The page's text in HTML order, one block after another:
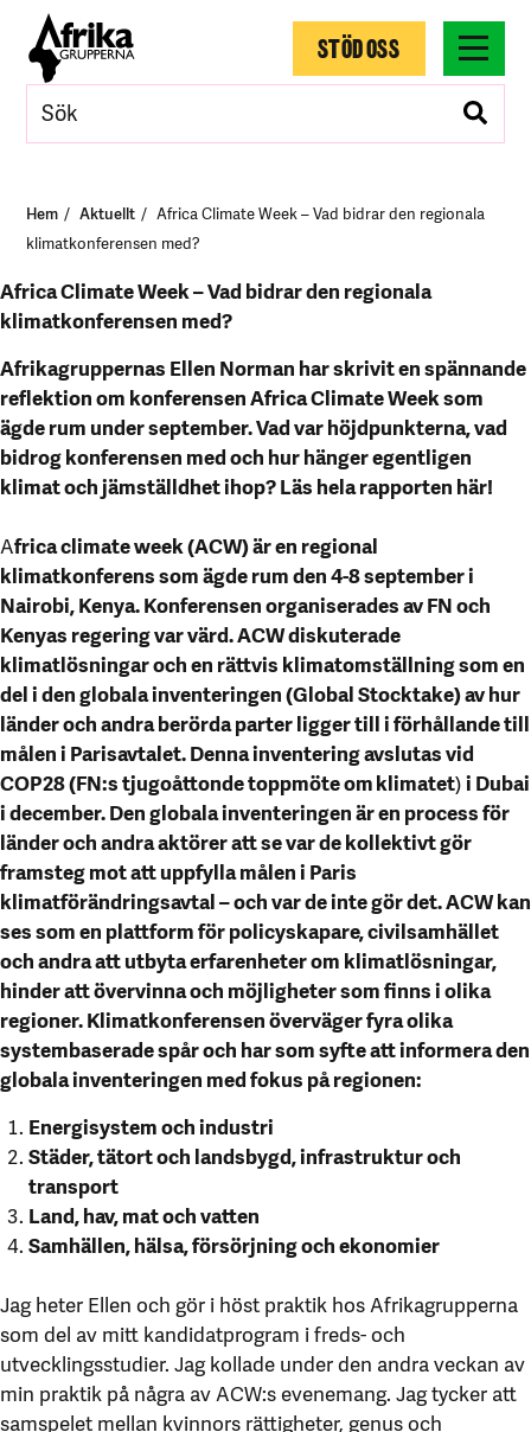
STÖD OSS
Hem Aktuellt
Africa Climate Week – Vad bidrar den regionala
klimatkonferensen med?
Africa Climate Week – Vad bidrar den regionala
klimatkonferensen med?
Afrikagruppernas Ellen Norman har skrivit en spännande
reflektion om konferensen Africa Climate Week som
ägde rum under september. Vad var höjdpunkterna, vad
bidrog konferensen med och hur hänger egentligen
klimat och jämställdhet ihop? Läs hela rapporten här!
Africa climate week (ACW) är en regional
klimatkonferens som ägde rum den 4-8 september i
Nairobi, Kenya. Konferensen organiserades av FN och
Kenyas regering var värd. ACW diskuterade
klimatlösningar och en rättvis klimatomställning som en
del i den globala inventeringen (Global Stocktake) av hur
länder och andra berörda parter ligger till i förhållande till
målen i Parisavtalet. Denna inventering avslutas vid
COP28 (FN:s tjugoåttonde toppmöte omklimatet)i Dubai
i december. Den globala inventeringen är en process för
länder och andra aktörer att se var de kollektivt gör
framsteg mot att uppfylla målen i Paris
klimatförändringsavtal – och var de inte gör det. ACW kan
ses som en plattform för policyskapare, civilsamhället
och andra att utbyta erfarenheter om klimatlösningar,
hinder att övervinna och möjligheter som finns i olika
regioner. Klimatkonferensen överväger fyra olika
systembaserade spår och har som syfte att informera den
globala inventeringen med fokus på regionen:
Energisystem och industri
Städer, tätort och landsbygd, infrastruktur och
transport
Land, hav, mat och vatten
Samhällen, hälsa, försörjning och ekonomier
Jag heter Ellen och gör i höst praktik hos Afrikagrupperna
som del av mitt kandidatprogram i freds- och
utvecklingsstudier. Jag kollade under den andra veckan av
min praktik på några av ACW:s evenemang. Jag tycker att
samspelet mellan kvinnors rättigheter, genus och